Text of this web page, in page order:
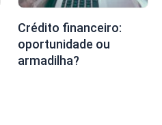
Crédito financeiro:
oportunidade ou
armadilha?